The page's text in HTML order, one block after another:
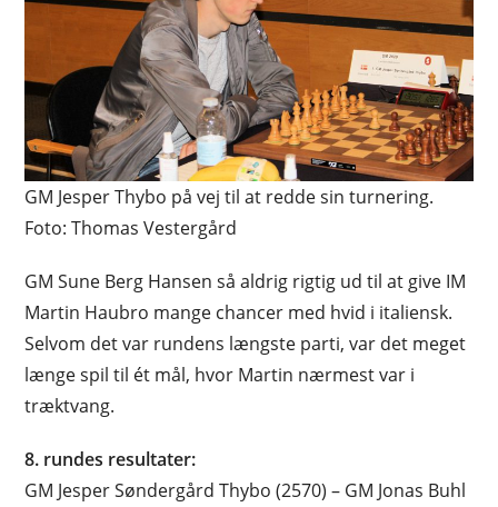
GM Jesper Thybo på vej til at redde sin turnering.
Foto: Thomas Vestergård
GM Sune Berg Hansen så aldrig rigtig ud til at give IM
Martin Haubro mange chancer med hvid i italiensk.
Selvom det var rundens længste parti, var det meget
længe spil til ét mål, hvor Martin nærmest var i
træktvang.
8. rundes resultater:
GM Jesper Søndergård Thybo (2570) – GM Jonas Buhl